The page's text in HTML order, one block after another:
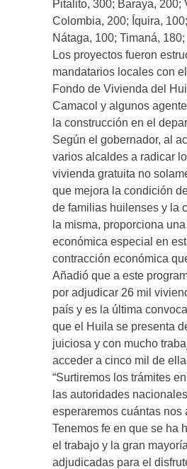
Pitalito, 300; Baraya, 200;
Colombia, 200; Íquira,
Nátaga, 100; Timaná,
Los proyectos fueron
mandatarios locales con
Fondo de Vivienda del
Camacol y algunos
la construcción en el
Según el gobernador, al
varios alcaldes a radicar
vivienda gratuita no
que mejora la condición
de familias huilenses y la
la misma, proporciona
económica especial en
contracción económica
Añadió que a este
por adjudicar 26 mil
país y es la última
que el Huila se presenta
juiciosa y con mucho
acceder a cinco mil de
“Surtiremos los trámites
las autoridades
esperaremos cuántas nos
Tenemos fe en que se ha
el trabajo y la gran
adjudicadas para el